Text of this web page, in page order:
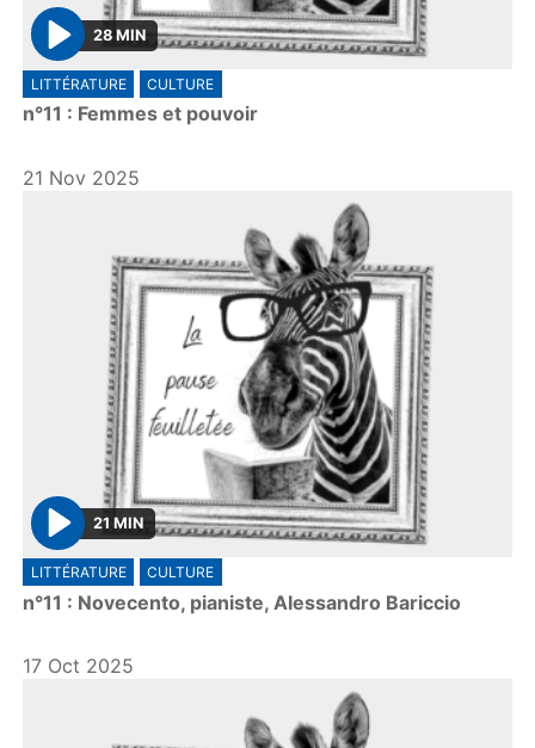
P
l
a
28 MIN
LITTÉRATURE CULTURE
n°11 : Femmes et pouvoir
21 Nov 2025
P
l
a
21 MIN
LITTÉRATURE CULTURE
n°11 : Novecento, pianiste, Alessandro Bariccio
17 Oct 2025